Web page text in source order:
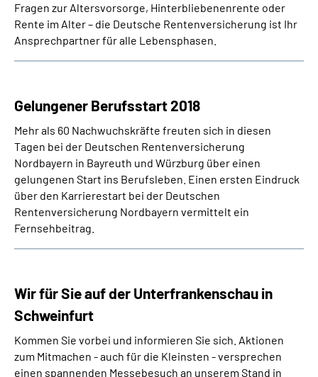
Fragen zur Altersvorsorge, Hinterbliebenenrente oder
Rente im Alter – die Deutsche Rentenversicherung ist Ihr
Ansprechpartner für alle Lebensphasen.
Gelungener Berufsstart 2018
Mehr als 60 Nachwuchskräfte freuten sich in diesen
Tagen bei der Deutschen Rentenversicherung
Nordbayern in Bayreuth und Würzburg über einen
gelungenen Start ins Berufsleben. Einen ersten Eindruck
über den Karrierestart bei der Deutschen
Rentenversicherung Nordbayern vermittelt ein
Fernsehbeitrag.
Wir für Sie auf der Unterfrankenschau in
Schweinfurt
Kommen Sie vorbei und informieren Sie sich. Aktionen
zum Mitmachen - auch für die Kleinsten - versprechen
einen spannenden Messebesuch an unserem Stand in